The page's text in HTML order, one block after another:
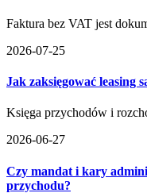
Faktura bez VAT jest
2026-07-25
Jak zaksięgować leasing
Księga przychodów i
2026-06-27
Czy mandat i kary
przychodu?